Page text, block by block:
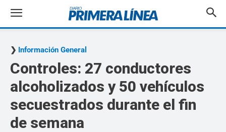
Información General
Controles: 27 conductores
alcoholizados y 50 vehículos
secuestrados durante el fin
de semana